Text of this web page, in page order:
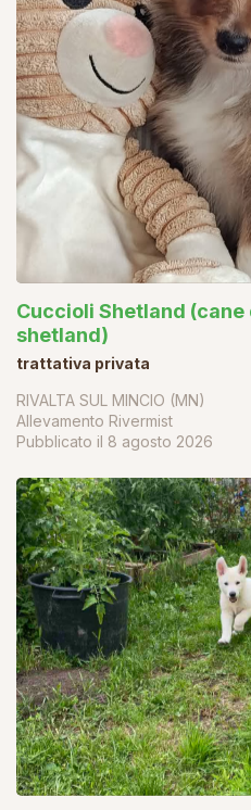
Cuccioli Shetland
shetland)
trattativa privata
RIVALTA SUL MINCIO (MN)
Allevamento Rivermist
Pubblicato il 8 agosto 2026